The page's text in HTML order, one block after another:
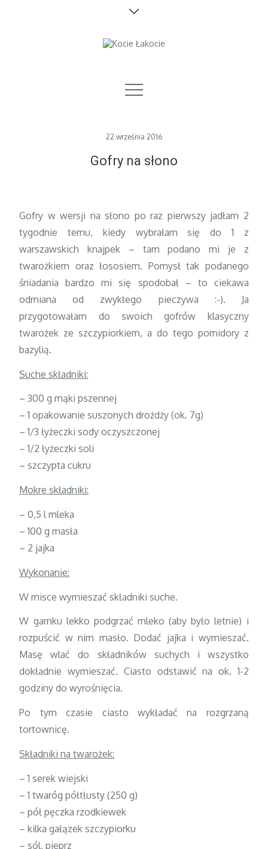
Posted
on
22 września 2016
Gofry na słono
Gofry w wersji na słono po raz pierwszy jadłam 2
tygodnie temu, kiedy wybrałam się do 1 z
warszawskich knajpek – tam podano mi je z
twarożkiem oraz łososiem. Pomysł tak podanego
śniadania bardzo mi się spodobał – to ciekawa
odmiana od zwykłego pieczywa :-). Ja
przygotowałam do swoich gofrów klasyczny
twarożek ze szczypiorkiem, a do tego pomidory z
bazylią.
Suche składniki:
– 300 g mąki pszennej
– 1 opakowanie suszonych drożdży (ok. 7g)
– 1/3 łyżeczki sody oczyszczonej
– 1/2 łyżeczki soli
– szczypta cukru
Mokre składniki:
– 0,5 l mleka
– 100 g masła
– 2 jajka
Wykonanie:
W misce wymieszać składniki suche.
W garnku lekko podgrzać mleko (aby było letnie) i
rozpuścić w nim masło. Dodać jajka i wymieszać.
Masę wlać do składników suchych i wszystko
dokładnie wymieszać. Ciasto odstawić na ok. 1-2
godziny do wyrośnięcia.
Po tym czasie ciasto wykładać na rozgrzaną
tortownicę.
Składniki na twarożek:
– 1 serek wiejski
– 1 twaróg półtłusty (250 g)
– pół pęczka rzodkiewek
– kilka gałązek szczypiorku
– sól, pieprz